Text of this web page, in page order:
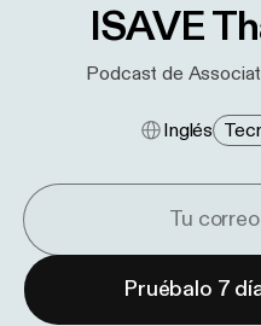
ISAVE
Podcast de
Inglés
Pruébalo 7